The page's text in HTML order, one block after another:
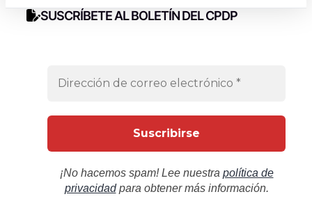
SUSCRÍBETE AL BOLETÍN DEL CPDP
¡No hacemos spam! Lee nuestra política de
privacidadpara obtener más información.